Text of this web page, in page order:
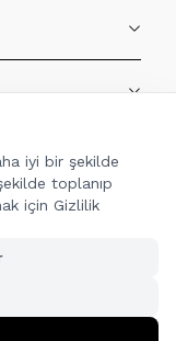
iyi bir şekilde
toplanıp
için Gizlilik